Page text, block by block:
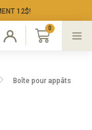
12$!
Boîte pour appâts